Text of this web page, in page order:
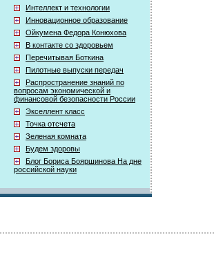
Интеллект и технологии
Инновационное образование
Ойкумена Федора Конюхова
В контакте со здоровьем
Перечитывая Боткина
Пилотные выпуски передач
Распространение знаний по
вопросам экономической и
финансовой безопасности России
Экселлент класс
Точка отсчета
Зеленая комната
Будем здоровы
Блог Бориса Бояршинова На дне
российской науки